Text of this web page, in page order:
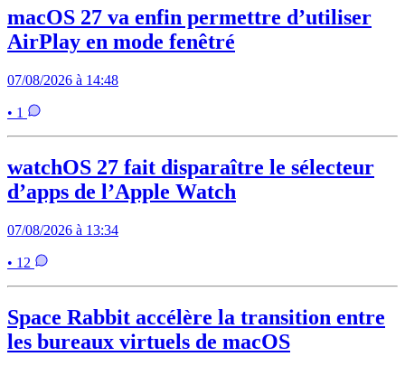
macOS 27 va enfin permettre d’utiliser
AirPlay en mode fenêtré
07/08/2026 à 14:48
• 1
watchOS 27 fait disparaître le sélecteur
d’apps de l’Apple Watch
07/08/2026 à 13:34
• 12
Space Rabbit accélère la transition entre
les bureaux virtuels de macOS